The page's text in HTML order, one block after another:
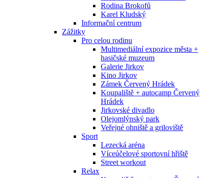
Rodina Brokofů
Karel Kludský
Informační centrum
Zážitky
Pro celou rodinu
Multimediální expozice města +
hasičské muzeum
Galerie Jirkov
Kino Jirkov
Zámek Červený Hrádek
Koupaliště + autocamp Červený
Hrádek
Jirkovské divadlo
Olejomlýnský park
Veřejné ohniště a griloviště
Sport
Lezecká aréna
Víceúčelové sportovní hřiště
Street workout
Relax